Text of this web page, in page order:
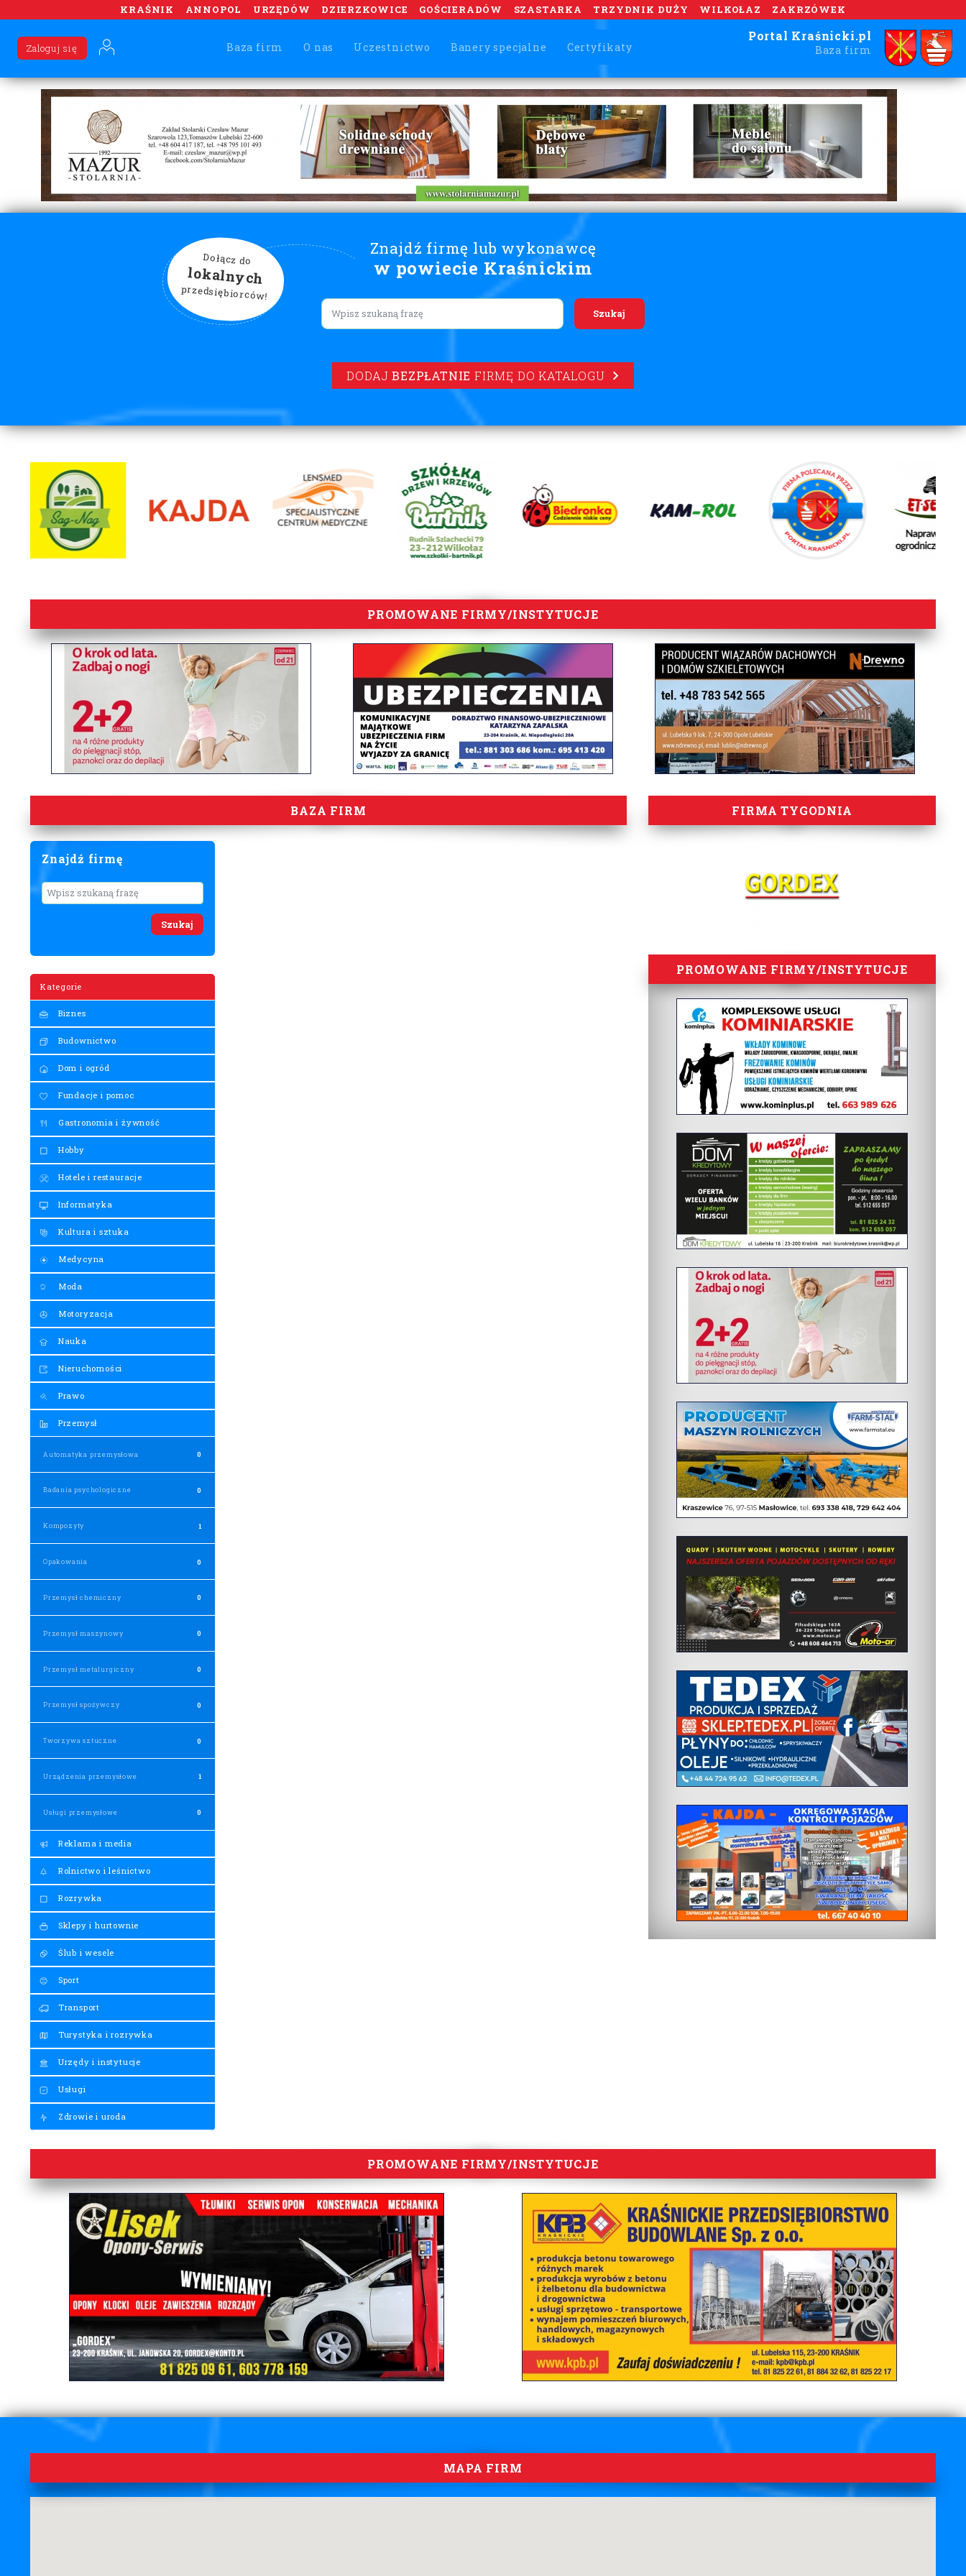
KRAŚNIK ANNOPOL URZĘDÓW DZIERZKOWICE GOŚCIERADÓW SZASTARKA TRZYDNIK DUŻY WILKOŁAZ ZAKRZÓWEK
Baza firm O nas Uczestnictwo Banery specjalne Certyfikaty
Zaloguj się
Portal Kraśnicki.pl
Baza firm
Znajdź firmę lub wykonawcę
w powiecie Kraśnickim
Dołącz do
lokalnych
przedsiębiorców!
Lorem ipsum
DODAJBEZPŁATNIE FIRMĘ DO KATALOGU
lorem ipsum
PROMOWANE FIRMY/INSTYTUCJE
BAZA FIRM
Znajdź firmę
Wyszukaj
Kategorie
Biznes
Budownictwo
Dom i ogród
Fundacje i pomoc
Gastronomia i żywność
Hobby
Hotele i restauracje
Informatyka
Kultura i sztuka
Medycyna
Moda
Motoryzacja
Nauka
Nieruchomości
Prawo
Przemysł
Automatyka przemysłowa 0
Badania psychologiczne 0
Kompozyty 1
Opakowania 0
Przemysł chemiczny 0
Przemysł maszynowy 0
Przemysł metalurgiczny 0
Przemysł spożywczy 0
Tworzywa sztuczne 0
Urządzenia przemysłowe 1
Usługi przemysłowe 0
Reklama i media
Rolnictwo i leśnictwo
Rozrywka
Sklepy i hurtownie
Ślub i wesele
Sport
Transport
Turystyka i rozrywka
Urzędy i instytucje
Usługi
Zdrowie i uroda
FIRMA TYGODNIA
PROMOWANE FIRMY/INSTYTUCJE
PROMOWANE FIRMY/INSTYTUCJE
MAPA FIRM